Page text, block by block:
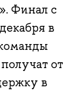
Финал с
в
от
в